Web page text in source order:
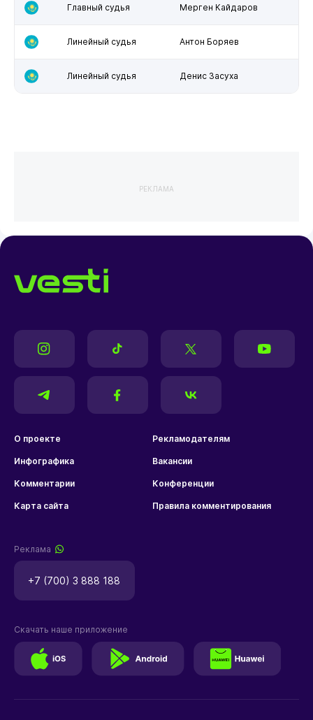
Главный судья Мерген Кайдаров
Линейный судья Антон Боряев
Линейный судья Денис Засуха
РЕКЛАМА
О проекте Рекламодателям
Инфографика Вакансии
Комментарии Конференции
Карта сайта Правила комментирования
Реклама
+7 (700) 3 888 188
Скачать наше приложение